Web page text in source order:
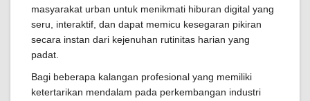
masyarakat urban untuk menikmati hiburan digital yang
seru, interaktif, dan dapat memicu kesegaran pikiran
secara instan dari kejenuhan rutinitas harian yang
padat.
Bagi beberapa kalangan profesional yang memiliki
ketertarikan mendalam pada perkembangan industri